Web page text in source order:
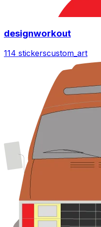
designworkout
114 stickerscustom_art